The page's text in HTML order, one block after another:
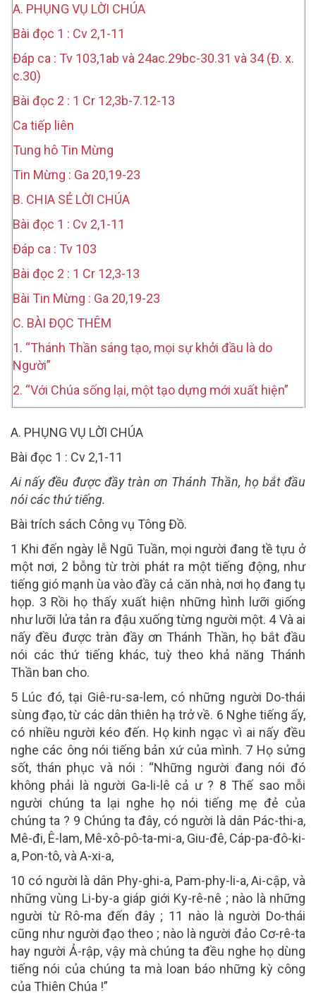
A. PHỤNG VỤ LỜI CHÚA
Bài đọc 1 : Cv 2,1-11
Đáp ca : Tv 103,1ab và 24ac.29bc-30.31 và 34 (Đ. x.
c.30)
Bài đọc 2 : 1 Cr 12,3b-7.12-13
Ca tiếp liên
Tung hô Tin Mừng
Tin Mừng : Ga 20,19-23
B. CHIA SẺ LỜI CHÚA
Bài đọc 1 : Cv 2,1-11
Đáp ca : Tv 103
Bài đọc 2 : 1 Cr 12,3-13
Bài Tin Mừng : Ga 20,19-23
C. BÀI ĐỌC THÊM
1. “Thánh Thần sáng tạo, mọi sự khởi đầu là do
Người”
2. “Với Chúa sống lại, một tạo dựng mới xuất hiện”
A. PHỤNG VỤ LỜI CHÚA
Bài đọc 1 : Cv 2,1-11
Ai nấy đều được đầy tràn ơn Thánh Thần, họ bắt đầu
nói các thứ tiếng.
Bài trích sách Công vụ Tông Đồ.
1 Khi đến ngày lễ Ngũ Tuần, mọi người đang tề tựu ở
một nơi, 2 bỗng từ trời phát ra một tiếng động, như
tiếng gió mạnh ùa vào đầy cả căn nhà, nơi họ đang tụ
họp. 3 Rồi họ thấy xuất hiện những hình lưỡi giống
như lưỡi lửa tản ra đậu xuống từng người một. 4 Và ai
nấy đều được tràn đầy ơn Thánh Thần, họ bắt đầu
nói các thứ tiếng khác, tuỳ theo khả năng Thánh
Thần ban cho.
5 Lúc đó, tại Giê-ru-sa-lem, có những người Do-thái
sùng đạo, từ các dân thiên hạ trở về. 6 Nghe tiếng ấy,
có nhiều người kéo đến. Họ kinh ngạc vì ai nấy đều
nghe các ông nói tiếng bản xứ của mình. 7 Họ sửng
sốt, thán phục và nói : “Những người đang nói đó
không phải là người Ga-li-lê cả ư ? 8 Thế sao mỗi
người chúng ta lại nghe họ nói tiếng mẹ đẻ của
chúng ta ? 9 Chúng ta đây, có người là dân Pác-thi-a,
Mê-đi, Ê-lam, Mê-xô-pô-ta-mi-a, Giu-đê, Cáp-pa-đô-ki-
a, Pon-tô, và A-xi-a,
10 có người là dân Phy-ghi-a, Pam-phy-li-a, Ai-cập, và
những vùng Li-by-a giáp giới Ky-rê-nê ; nào là những
người từ Rô-ma đến đây ; 11 nào là người Do-thái
cũng như người đạo theo ; nào là người đảo Cơ-rê-ta
hay người Ả-rập, vậy mà chúng ta đều nghe họ dùng
tiếng nói của chúng ta mà loan báo những kỳ công
của Thiên Chúa !”